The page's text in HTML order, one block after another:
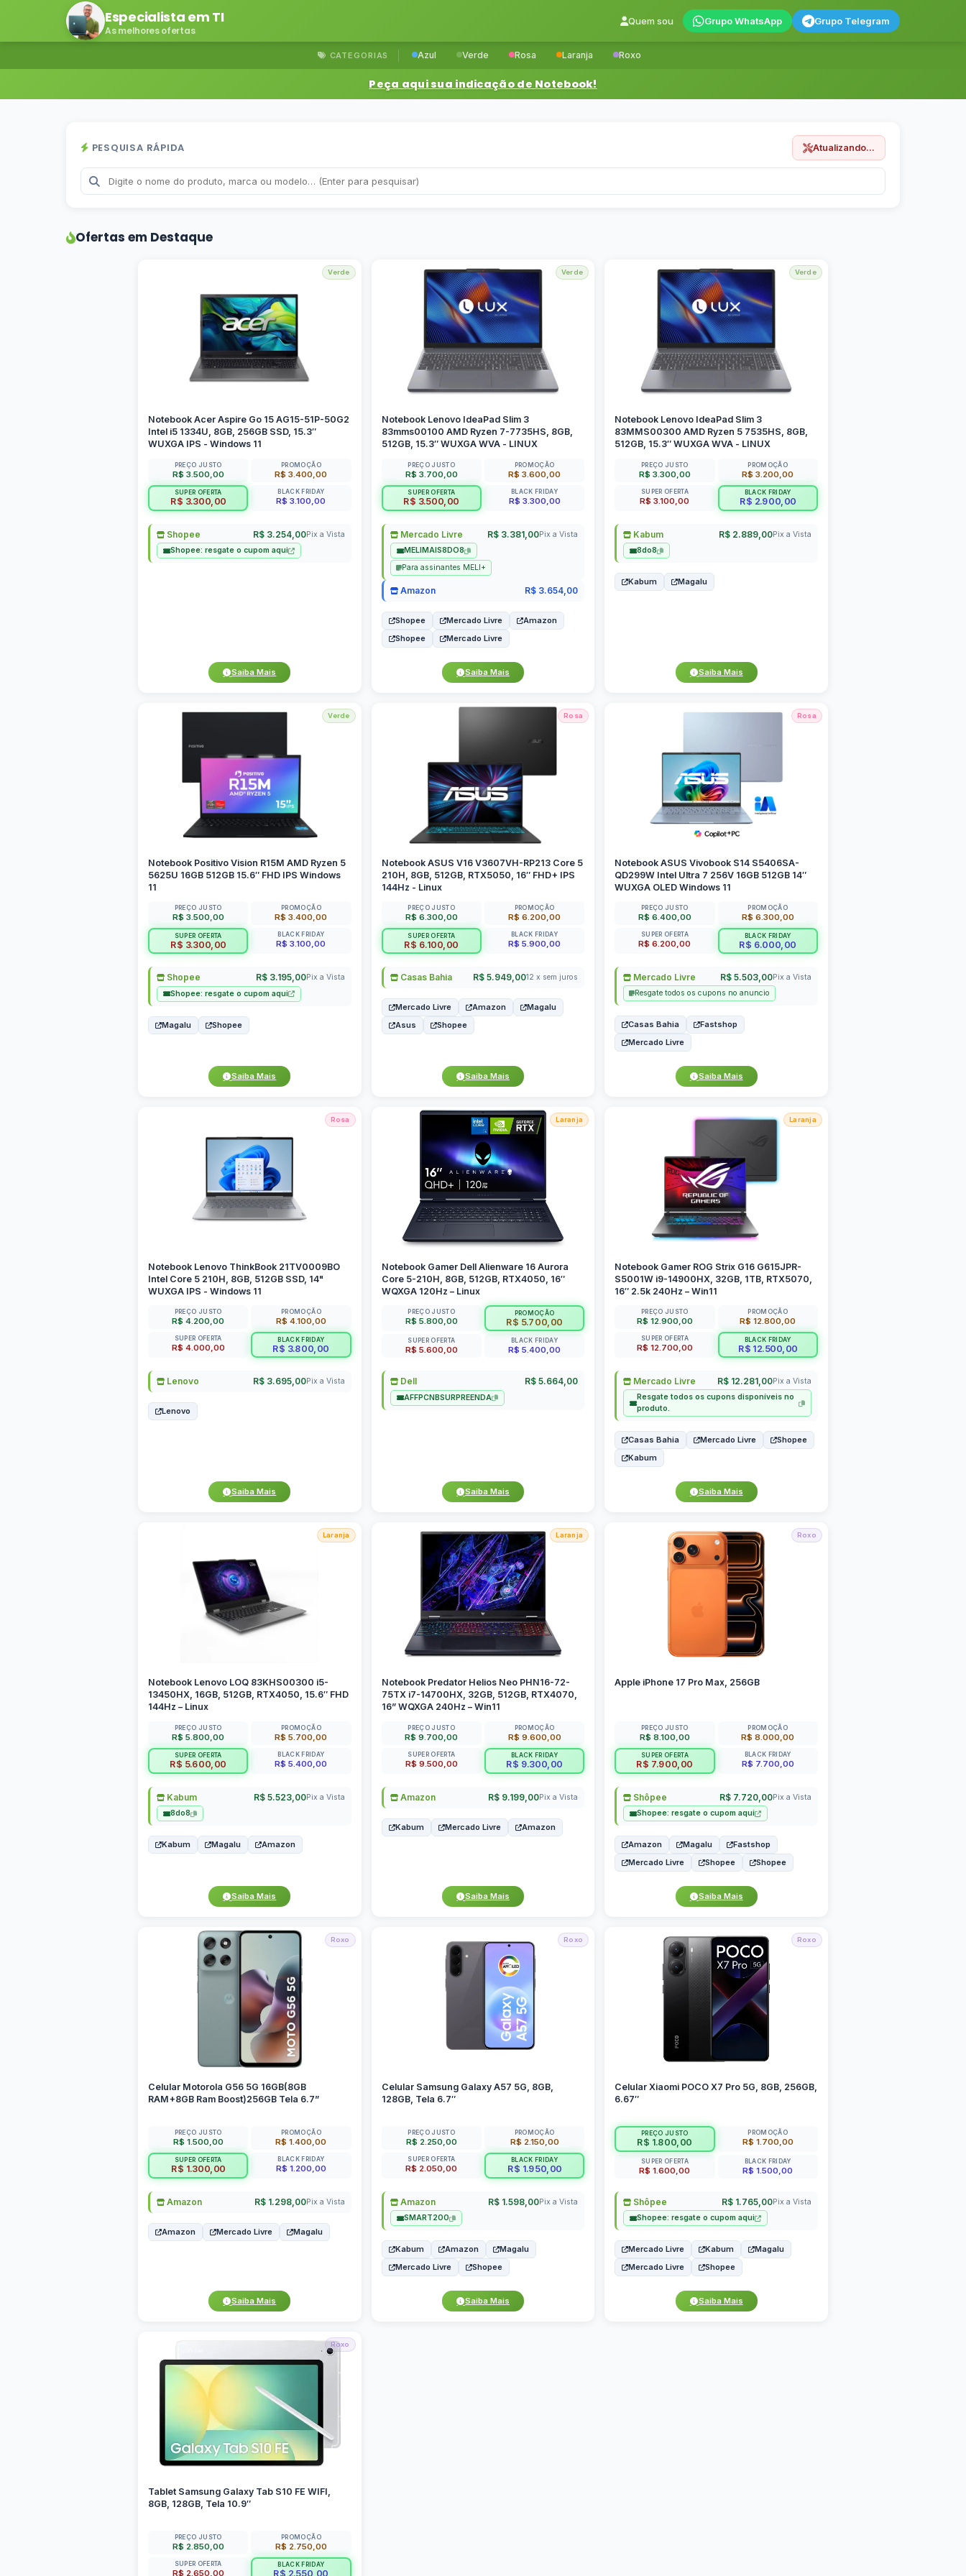
Especialista em TI
As melhores ofertas
Quem sou Grupo WhatsApp Grupo Telegram
CATEGORIAS Azul Verde Rosa Laranja Roxo
Peça aqui sua indicação de Notebook!
PESQUISA RÁPIDA Atualizando...
Ofertas em Destaque
Verde
Notebook Acer Aspire Go 15 AG15-51P-50G2
Intel i5 1334U, 8GB, 256GB SSD, 15.3″
WUXGA IPS - Windows 11
PREÇO JUSTO
R$ 3.500,00
PROMOÇÃO
R$ 3.400,00
SUPER OFERTA
R$ 3.300,00
BLACK FRIDAY
R$ 3.100,00
Shopee R$ 3.254,00Pix a Vista
Shopee: resgate o cupom aqui
Saiba Mais
Verde
Notebook Lenovo IdeaPad Slim 3
83mms00100 AMD Ryzen 7-7735HS, 8GB,
512GB, 15.3″ WUXGA WVA - LINUX
PREÇO JUSTO
R$ 3.700,00
PROMOÇÃO
R$ 3.600,00
SUPER OFERTA
R$ 3.500,00
BLACK FRIDAY
R$ 3.300,00
Mercado Livre R$ 3.381,00Pix a Vista
MELIMAIS8DO8
Para assinantes MELI+
Amazon R$ 3.654,00
Shopee Mercado Livre
Amazon
Shopee
Mercado Livre
Saiba Mais
Verde
Notebook Lenovo IdeaPad Slim 3
83MMS00300 AMD Ryzen 5 7535HS, 8GB,
512GB, 15.3″ WUXGA WVA - LINUX
PREÇO JUSTO
R$ 3.300,00
PROMOÇÃO
R$ 3.200,00
SUPER OFERTA
R$ 3.100,00
BLACK FRIDAY
R$ 2.900,00
Kabum R$ 2.889,00Pix a Vista
8do8
Kabum Magalu
Saiba Mais
Verde
Notebook Positivo Vision R15M AMD Ryzen 5
5625U 16GB 512GB 15.6″ FHD IPS Windows
11
PREÇO JUSTO
R$ 3.500,00
PROMOÇÃO
R$ 3.400,00
SUPER OFERTA
R$ 3.300,00
BLACK FRIDAY
R$ 3.100,00
Shopee R$ 3.195,00Pix a Vista
Shopee: resgate o cupom aqui
Magalu Shopee
Saiba Mais
Rosa
Notebook ASUS V16 V3607VH-RP213 Core 5
210H, 8GB, 512GB, RTX5050, 16″ FHD+ IPS
144Hz - Linux
PREÇO JUSTO
R$ 6.300,00
PROMOÇÃO
R$ 6.200,00
SUPER OFERTA
R$ 6.100,00
BLACK FRIDAY
R$ 5.900,00
Casas Bahia R$ 5.949,0012 x sem juros
Mercado Livre Amazon
Magalu
Asus
Shopee
Saiba Mais
Rosa
Notebook ASUS Vivobook S14 S5406SA-
QD299W Intel Ultra 7 256V 16GB 512GB 14″
WUXGA OLED Windows 11
PREÇO JUSTO
R$ 6.400,00
PROMOÇÃO
R$ 6.300,00
SUPER OFERTA
R$ 6.200,00
BLACK FRIDAY
R$ 6.000,00
Mercado Livre R$ 5.503,00Pix a Vista
Resgate todos os cupons no anuncio
Casas Bahia
Fastshop
Mercado Livre
Saiba Mais
Rosa
Notebook Lenovo ThinkBook 21TV0009BO
Intel Core 5 210H, 8GB, 512GB SSD, 14"
WUXGA IPS - Windows 11
PREÇO JUSTO
R$ 4.200,00
PROMOÇÃO
R$ 4.100,00
SUPER OFERTA
R$ 4.000,00
BLACK FRIDAY
R$ 3.800,00
Lenovo R$ 3.695,00Pix a Vista
Lenovo
Saiba Mais
Laranja
Notebook Gamer Dell Alienware 16 Aurora
Core 5-210H, 8GB, 512GB, RTX4050, 16″
WQXGA 120Hz – Linux
PREÇO JUSTO
R$ 5.800,00
PROMOÇÃO
R$ 5.700,00
SUPER OFERTA
R$ 5.600,00
BLACK FRIDAY
R$ 5.400,00
Dell R$ 5.664,00
AFFPCNBSURPREENDA
Saiba Mais
Laranja
Notebook Gamer ROG Strix G16 G615JPR-
S5001W i9-14900HX, 32GB, 1TB, RTX5070,
16″ 2.5k 240Hz – Win11
PREÇO JUSTO
R$ 12.900,00
PROMOÇÃO
R$ 12.800,00
SUPER OFERTA
R$ 12.700,00
BLACK FRIDAY
R$ 12.500,00
Mercado Livre R$ 12.281,00Pix a Vista
Resgate todos os cupons disponíveis no
produto.
Casas Bahia Mercado Livre
Shopee
Kabum
Saiba Mais
Laranja
Notebook Lenovo LOQ 83KHS00300 i5-
13450HX, 16GB, 512GB, RTX4050, 15.6″ FHD
144Hz – Linux
PREÇO JUSTO
R$ 5.800,00
PROMOÇÃO
R$ 5.700,00
SUPER OFERTA
R$ 5.600,00
BLACK FRIDAY
R$ 5.400,00
Kabum R$ 5.523,00Pix a Vista
8do8
Kabum Magalu Amazon
Saiba Mais
Laranja
Notebook Predator Helios Neo PHN16-72-
75TX i7-14700HX, 32GB, 512GB, RTX4070,
16” WQXGA 240Hz – Win11
PREÇO JUSTO
R$ 9.700,00
PROMOÇÃO
R$ 9.600,00
SUPER OFERTA
R$ 9.500,00
BLACK FRIDAY
R$ 9.300,00
Amazon R$ 9.199,00Pix a Vista
Kabum Mercado Livre Amazon
Saiba Mais
Roxo
Apple iPhone 17 Pro Max, 256GB
PREÇO JUSTO
R$ 8.100,00
PROMOÇÃO
R$ 8.000,00
SUPER OFERTA
R$ 7.900,00
BLACK FRIDAY
R$ 7.700,00
Shôpee R$ 7.720,00Pix a Vista
Shopee: resgate o cupom aqui
Amazon Magalu
Fastshop
Mercado Livre
Shopee Shopee
Saiba Mais
Roxo
Celular Motorola G56 5G 16GB(8GB
RAM+8GB Ram Boost)256GB Tela 6.7”
PREÇO JUSTO
R$ 1.500,00
PROMOÇÃO
R$ 1.400,00
SUPER OFERTA
R$ 1.300,00
BLACK FRIDAY
R$ 1.200,00
Amazon R$ 1.298,00Pix a Vista
Amazon Mercado Livre Magalu
Saiba Mais
Roxo
Celular Samsung Galaxy A57 5G, 8GB,
128GB, Tela 6.7″
PREÇO JUSTO
R$ 2.250,00
PROMOÇÃO
R$ 2.150,00
SUPER OFERTA
R$ 2.050,00
BLACK FRIDAY
R$ 1.950,00
Amazon R$ 1.598,00Pix a Vista
SMART200
Kabum Amazon
Magalu
Mercado Livre
Shopee
Saiba Mais
Roxo
Celular Xiaomi POCO X7 Pro 5G, 8GB, 256GB,
6.67″
PREÇO JUSTO
R$ 1.800,00
PROMOÇÃO
R$ 1.700,00
SUPER OFERTA
R$ 1.600,00
BLACK FRIDAY
R$ 1.500,00
Shôpee R$ 1.765,00Pix a Vista
Shopee: resgate o cupom aqui
Mercado Livre Kabum
Magalu
Mercado Livre
Shopee
Saiba Mais
Roxo
Tablet Samsung Galaxy Tab S10 FE WIFI,
8GB, 128GB, Tela 10.9″
PREÇO JUSTO
R$ 2.850,00
PROMOÇÃO
R$ 2.750,00
SUPER OFERTA
R$ 2.650,00
BLACK FRIDAY
R$ 2.550,00